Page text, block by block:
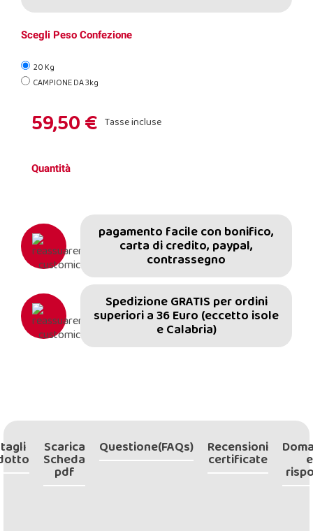
Scegli Peso Confezione
20 Kg
CAMPIONE DA 3kg
59,50 € Tasse incluse
Quantità
pagamento facile con bonifico,
carta di credito, paypal,
contrassegno
Spedizione GRATIS per ordini
superiori a 36 Euro (eccetto isole
e Calabria)
Scarica
Scheda
pdf
Questione(FAQs) Recensioni
certificate e